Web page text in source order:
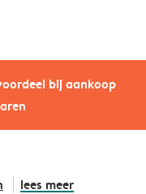
bij aankoop
lees meer